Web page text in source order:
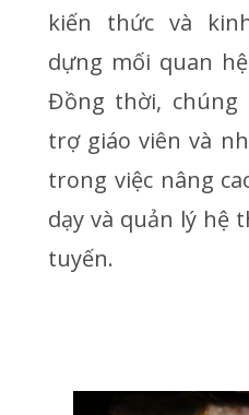
kiến thức và
dựng mối quan
Đồng thời, chúng
trợ giáo viên và
trong việc nâng
dạy và quản lý hệ
tuyến.